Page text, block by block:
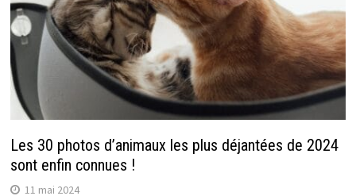
Les 30 photos d’animaux les plus déjantées de 2024
sont enfin connues !
11 mai 2024